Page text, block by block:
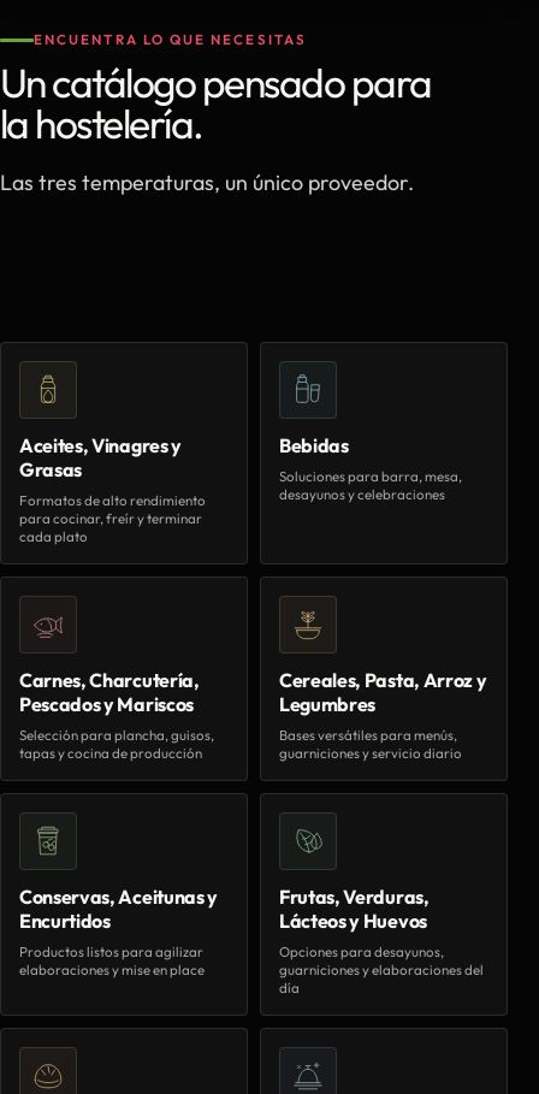
ENCUENTRA LO QUE NECESITAS
Un catálogo pensado para
la hostelería.
Las tres temperaturas, un único proveedor.
Aceites, Vinagres y
Grasas
Formatos de alto rendimiento
para cocinar, freír y terminar
cada plato
Bebidas
Soluciones para barra, mesa,
desayunos y celebraciones
Carnes, Charcutería,
Pescados y Mariscos
Selección para plancha, guisos,
tapas y cocina de producción
Cereales, Pasta, Arroz y
Legumbres
Bases versátiles para menús,
guarniciones y servicio diario
Conservas, Aceitunas y
Encurtidos
Productos listos para agilizar
elaboraciones y mise en place
Frutas, Verduras,
Lácteos y Huevos
Opciones para desayunos,
guarniciones y elaboraciones del
día